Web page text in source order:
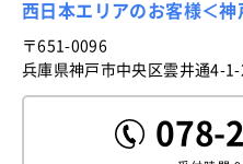
西日本エリアのお客様＜神
〒651-0096
兵庫県神戸市中央区雲井通4-
078-